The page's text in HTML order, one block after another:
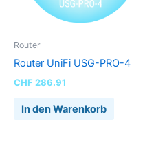
Router
Router UniFi USG-PRO-4
CHF 286.91
In den Warenkorb